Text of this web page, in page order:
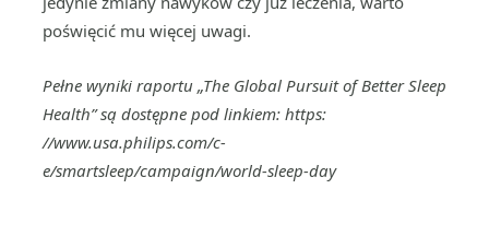
poświęcić mu więcej uwagi.
Pełne wyniki raportu „The Global Pursuit of Better Sleep
Health” są dostępne pod linkiem: https:
//www.usa.philips.com/c-
e/smartsleep/campaign/world-sleep-day